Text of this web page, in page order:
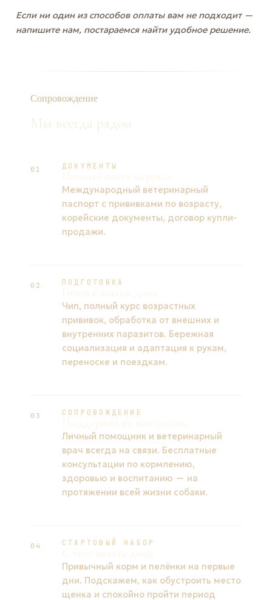
Если ни один из способов оплаты вам не подходит —
напишите нам, постараемся найти удобное решение.
Сопровождение
Мы всегда рядом
01 ДОКУМЕНТЫ
Международный ветеринарный
паспорт с прививками по возрасту,
корейские документы, договор купли-
продажи.
02 ПОДГОТОВКА
Чип, полный курс возрастных
прививок, обработка от внешних и
внутренних паразитов. Бережная
социализация и адаптация к рукам,
переноске и поездкам.
03 СОПРОВОЖДЕНИЕ
Личный помощник и ветеринарный
врач всегда на связи. Бесплатные
консультации по кормлению,
здоровью и воспитанию — на
протяжении всей жизни собаки.
04 СТАРТОВЫЙ НАБОР
Привычный корм и пелёнки на первые
дни. Подскажем, как обустроить место
щенка и спокойно пройти период